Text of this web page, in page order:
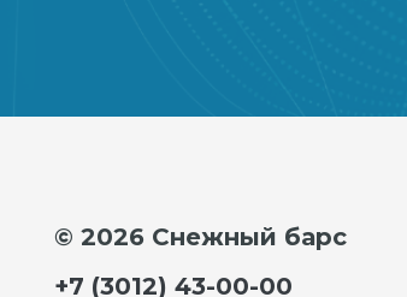
© 2026 Снежный барс
+7 (3012) 43-00-00